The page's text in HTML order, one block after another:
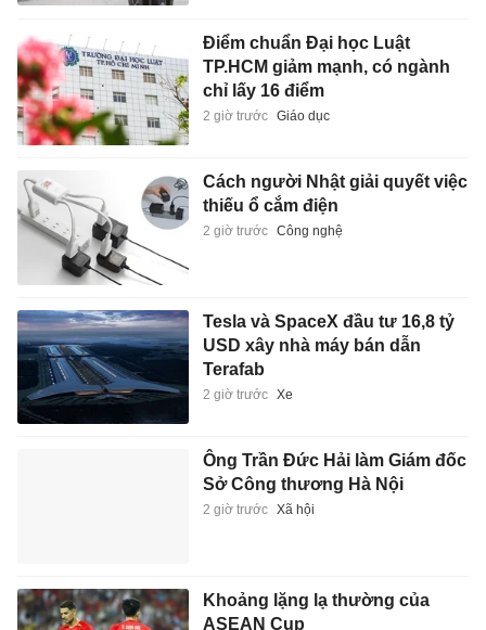
Điểm chuẩn Đại học Luật
TP.HCM giảm mạnh, có ngành
chỉ lấy 16 điểm
2 giờ trước Giáo dục
Cách người Nhật giải quyết việc
thiếu ổ cắm điện
2 giờ trước Công nghệ
Tesla và SpaceX đầu tư 16,8 tỷ
USD xây nhà máy bán dẫn
Terafab
2 giờ trước Xe
Ông Trần Đức Hải làm Giám đốc
Sở Công thương Hà Nội
2 giờ trước Xã hội
Khoảng lặng lạ thường của
ASEAN Cup